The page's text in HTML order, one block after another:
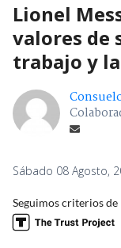
Lionel
valores de
trabajo y
Sábado 08 Agosto,
Seguimos criterios de